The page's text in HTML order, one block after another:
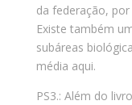
da federação,
Existe também
subáreas
média aqui.
PS3.: Além do